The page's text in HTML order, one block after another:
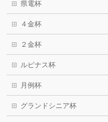
県電杯
４金杯
２金杯
ルピナス杯
月例杯
グランドシニア杯